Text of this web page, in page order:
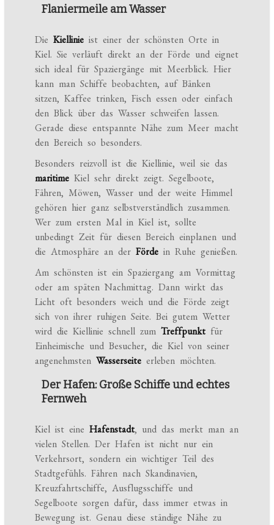
Flaniermeile am Wasser
DieKiellinie ist einer der schönsten Orte in
Kiel. Sie verläuft direkt an der Förde und eignet
sich ideal für Spaziergänge mit Meerblick. Hier
kann man Schiffe beobachten, auf Bänken
sitzen, Kaffee trinken, Fisch essen oder einfach
den Blick über das Wasser schweifen lassen.
Gerade diese entspannte Nähe zum Meer macht
den Bereich so besonders.
Besonders reizvoll ist die Kiellinie, weil sie das
maritime Kiel sehr direkt zeigt. Segelboote,
Fähren, Möwen, Wasser und der weite Himmel
gehören hier ganz selbstverständlich zusammen.
Wer zum ersten Mal in Kiel ist, sollte
unbedingt Zeit für diesen Bereich einplanen und
die Atmosphäre an derFörde in Ruhe genießen.
Am schönsten ist ein Spaziergang am Vormittag
oder am späten Nachmittag. Dann wirkt das
Licht oft besonders weich und die Förde zeigt
sich von ihrer ruhigen Seite. Bei gutem Wetter
wird die Kiellinie schnell zumTreffpunkt für
Einheimische und Besucher, die Kiel von seiner
angenehmstenWasserseite erleben möchten.
Der Hafen: Große Schiffe und echtes
Fernweh
Kiel ist eineHafenstadt, und das merkt man an
vielen Stellen. Der Hafen ist nicht nur ein
Verkehrsort, sondern ein wichtiger Teil des
Stadtgefühls. Fähren nach Skandinavien,
Kreuzfahrtschiffe, Ausflugsschiffe und
Segelboote sorgen dafür, dass immer etwas in
Bewegung ist. Genau diese ständige Nähe zu